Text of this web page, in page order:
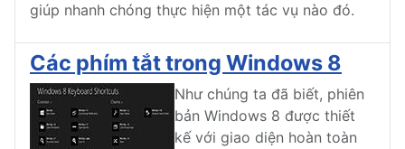
giúp nhanh chóng thực hiện một tác vụ nào đó.
Các phím tắt trong Windows 8
Như chúng ta đã biết, phiên
bản Windows 8 được thiết
kế với giao diện hoàn toàn